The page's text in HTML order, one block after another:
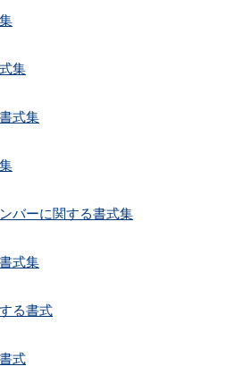
集
式集
バーに関する書式集
式集
る書式
式